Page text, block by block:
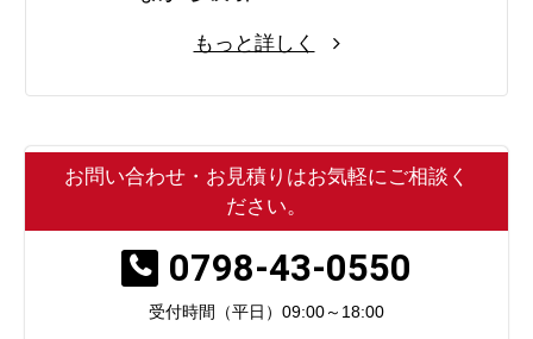
もっと詳しく
お問い合わせ・お見積りはお気軽にご相談く
ださい。
0798-43-0550
受付時間（平日） 09:00～18:00